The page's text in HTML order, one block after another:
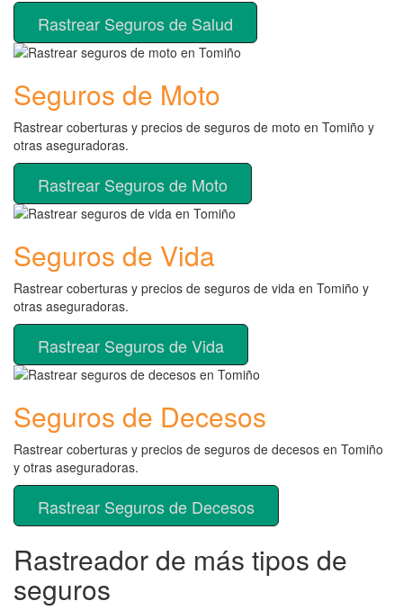
Rastrear Seguros de Salud
Seguros de Moto
Rastrear coberturas y precios de seguros de moto en Tomiño y
otras aseguradoras.
Rastrear Seguros de Moto
Seguros de Vida
Rastrear coberturas y precios de seguros de vida en Tomiño y
otras aseguradoras.
Rastrear Seguros de Vida
Seguros de Decesos
Rastrear coberturas y precios de seguros de decesos en Tomiño
y otras aseguradoras.
Rastrear Seguros de Decesos
Rastreador de más tipos de
seguros